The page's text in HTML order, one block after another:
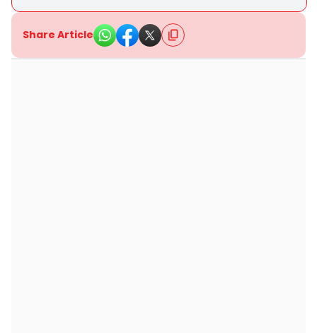
Share Article